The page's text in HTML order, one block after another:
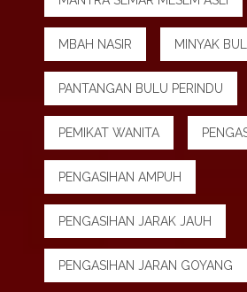
MBAH NASIR MINYAK
PANTANGAN BULU PERINDU
PEMIKAT WANITA
PENGASIHAN AMPUH
PENGASIHAN JARAK JAUH
PENGASIHAN JARAN GOYANG